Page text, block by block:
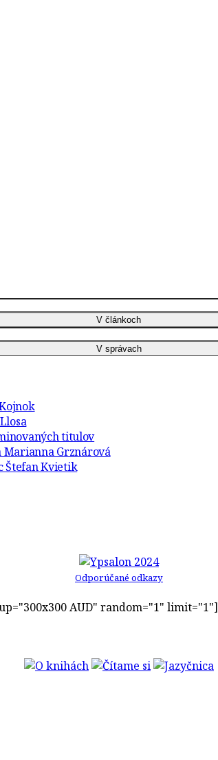
titulov
Marianna Grznárová
Štefan Kvietik
Odporúčané odkazy
AUD" random="1" limit="1"]